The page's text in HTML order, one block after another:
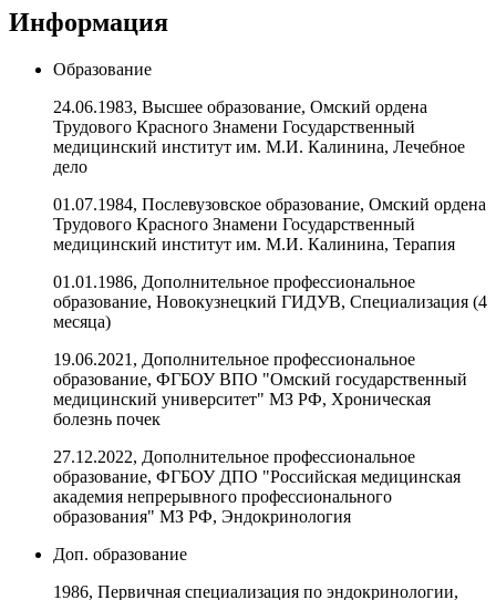
Информация
Образование
24.06.1983, Высшее образование, Омский ордена
Трудового Красного Знамени Государственный
медицинский институт им. М.И. Калинина, Лечебное
дело
01.07.1984, Послевузовское образование, Омский ордена
Трудового Красного Знамени Государственный
медицинский институт им. М.И. Калинина, Терапия
01.01.1986, Дополнительное профессиональное
образование, Новокузнецкий ГИДУВ, Специализация (4
месяца)
19.06.2021, Дополнительное профессиональное
образование, ФГБОУ ВПО "Омский государственный
медицинский университет" МЗ РФ, Хроническая
болезнь почек
27.12.2022, Дополнительное профессиональное
образование, ФГБОУ ДПО "Российская медицинская
академия непрерывного профессионального
образования" МЗ РФ, Эндокринология
Доп. образование
1986, Первичная специализация по эндокринологии,